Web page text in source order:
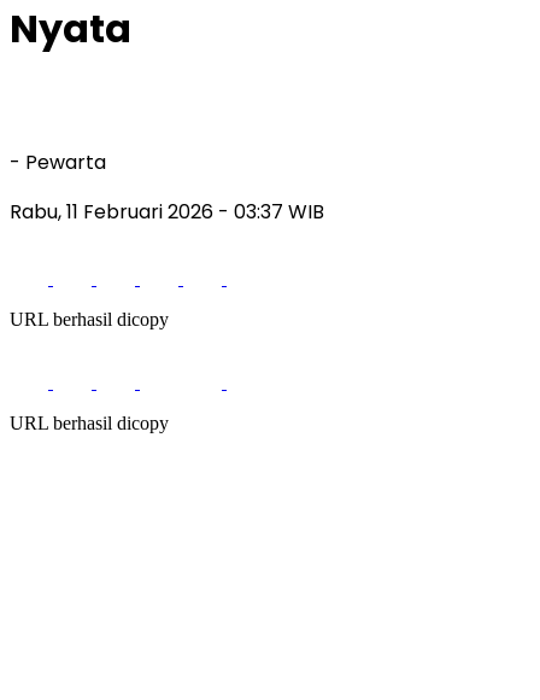
Nyata
- Pewarta
Rabu, 11 Februari 2026 - 03:37 WIB
URL berhasil dicopy
URL berhasil dicopy